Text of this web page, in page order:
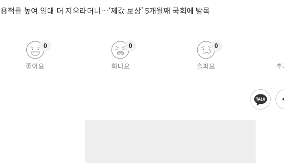
용적률 높여 임대 더 지으라더니…‘제값 보상’ 5개월째 국회에 발목
좋아요
0
화나요
0
슬퍼요
0